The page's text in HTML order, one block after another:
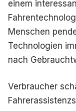
einem
Menschen
Technologien
nach
Verbraucher